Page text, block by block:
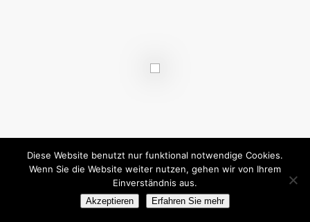
Diese Website benutzt nur funktional notwendige Cookies.
Wenn Sie die Website weiter nutzen, gehen wir von Ihrem
Einverständnis aus.
Akzeptieren Erfahren Sie mehr